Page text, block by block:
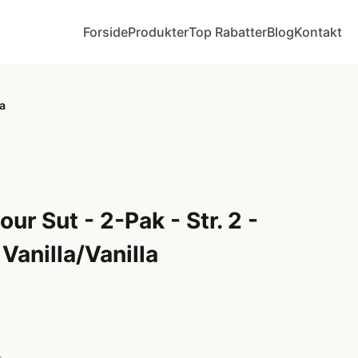
ForsideProdukterTop RabatterBlogKontakt
Sut - 2-Pak - Str. 2 -
Vanilla